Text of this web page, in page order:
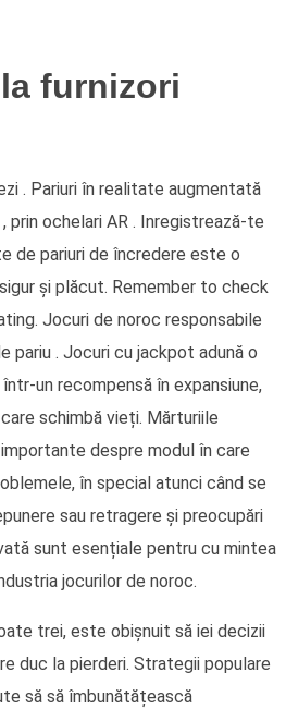
furnizori
. Pariuri în realitate augmentată
prin ochelari AR . Inregistrează-te
de pariuri de încredere este o
și plăcut. Remember to check
Jocuri de noroc responsabile
pariu . Jocuri cu jackpot adună o
un recompensă în expansiune,
schimbă vieți. Mărturiile
despre modul în care
în special atunci când se
sau retragere și preocupări
sunt esențiale pentru cu mintea
jocurilor de noroc.
trei, este obișnuit să iei decizii
duc la pierderi. Strategii populare
să să îmbunătățească